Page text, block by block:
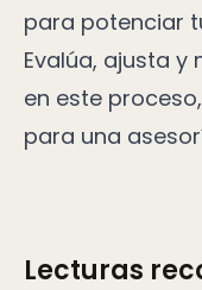
para potenciar
Evalúa, ajusta y
en este
para una
Lecturas